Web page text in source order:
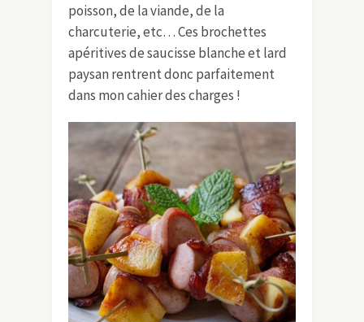
poisson, de la viande, de la
charcuterie, etc… Ces brochettes
apéritives de saucisse blanche et lard
paysan rentrent donc parfaitement
dans mon cahier des charges !